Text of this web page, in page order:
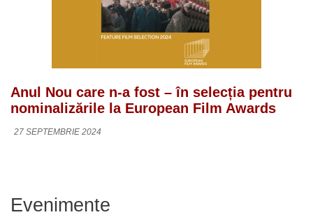
Anul Nou care n-a fost – în selecția pentru
nominalizările la European Film Awards
27 SEPTEMBRIE 2024
Evenimente